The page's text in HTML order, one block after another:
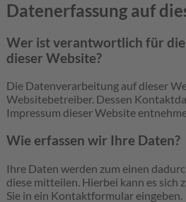
Datenerfassung auf
Wer ist verantwortlich für
dieser Website?
Die Datenverarbeitung auf dieser
Websitebetreiber. Dessen
Impressum dieser Website
Wie erfassen wir Ihre Daten?
Ihre Daten werden zum einen
diese mitteilen. Hierbei kann es sich
Sie in ein Kontaktformular eingeben.